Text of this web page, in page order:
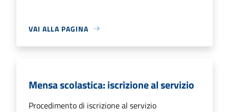
VAI ALLA PAGINA
Mensa scolastica: iscrizione al servizio
Procedimento di iscrizione al servizio